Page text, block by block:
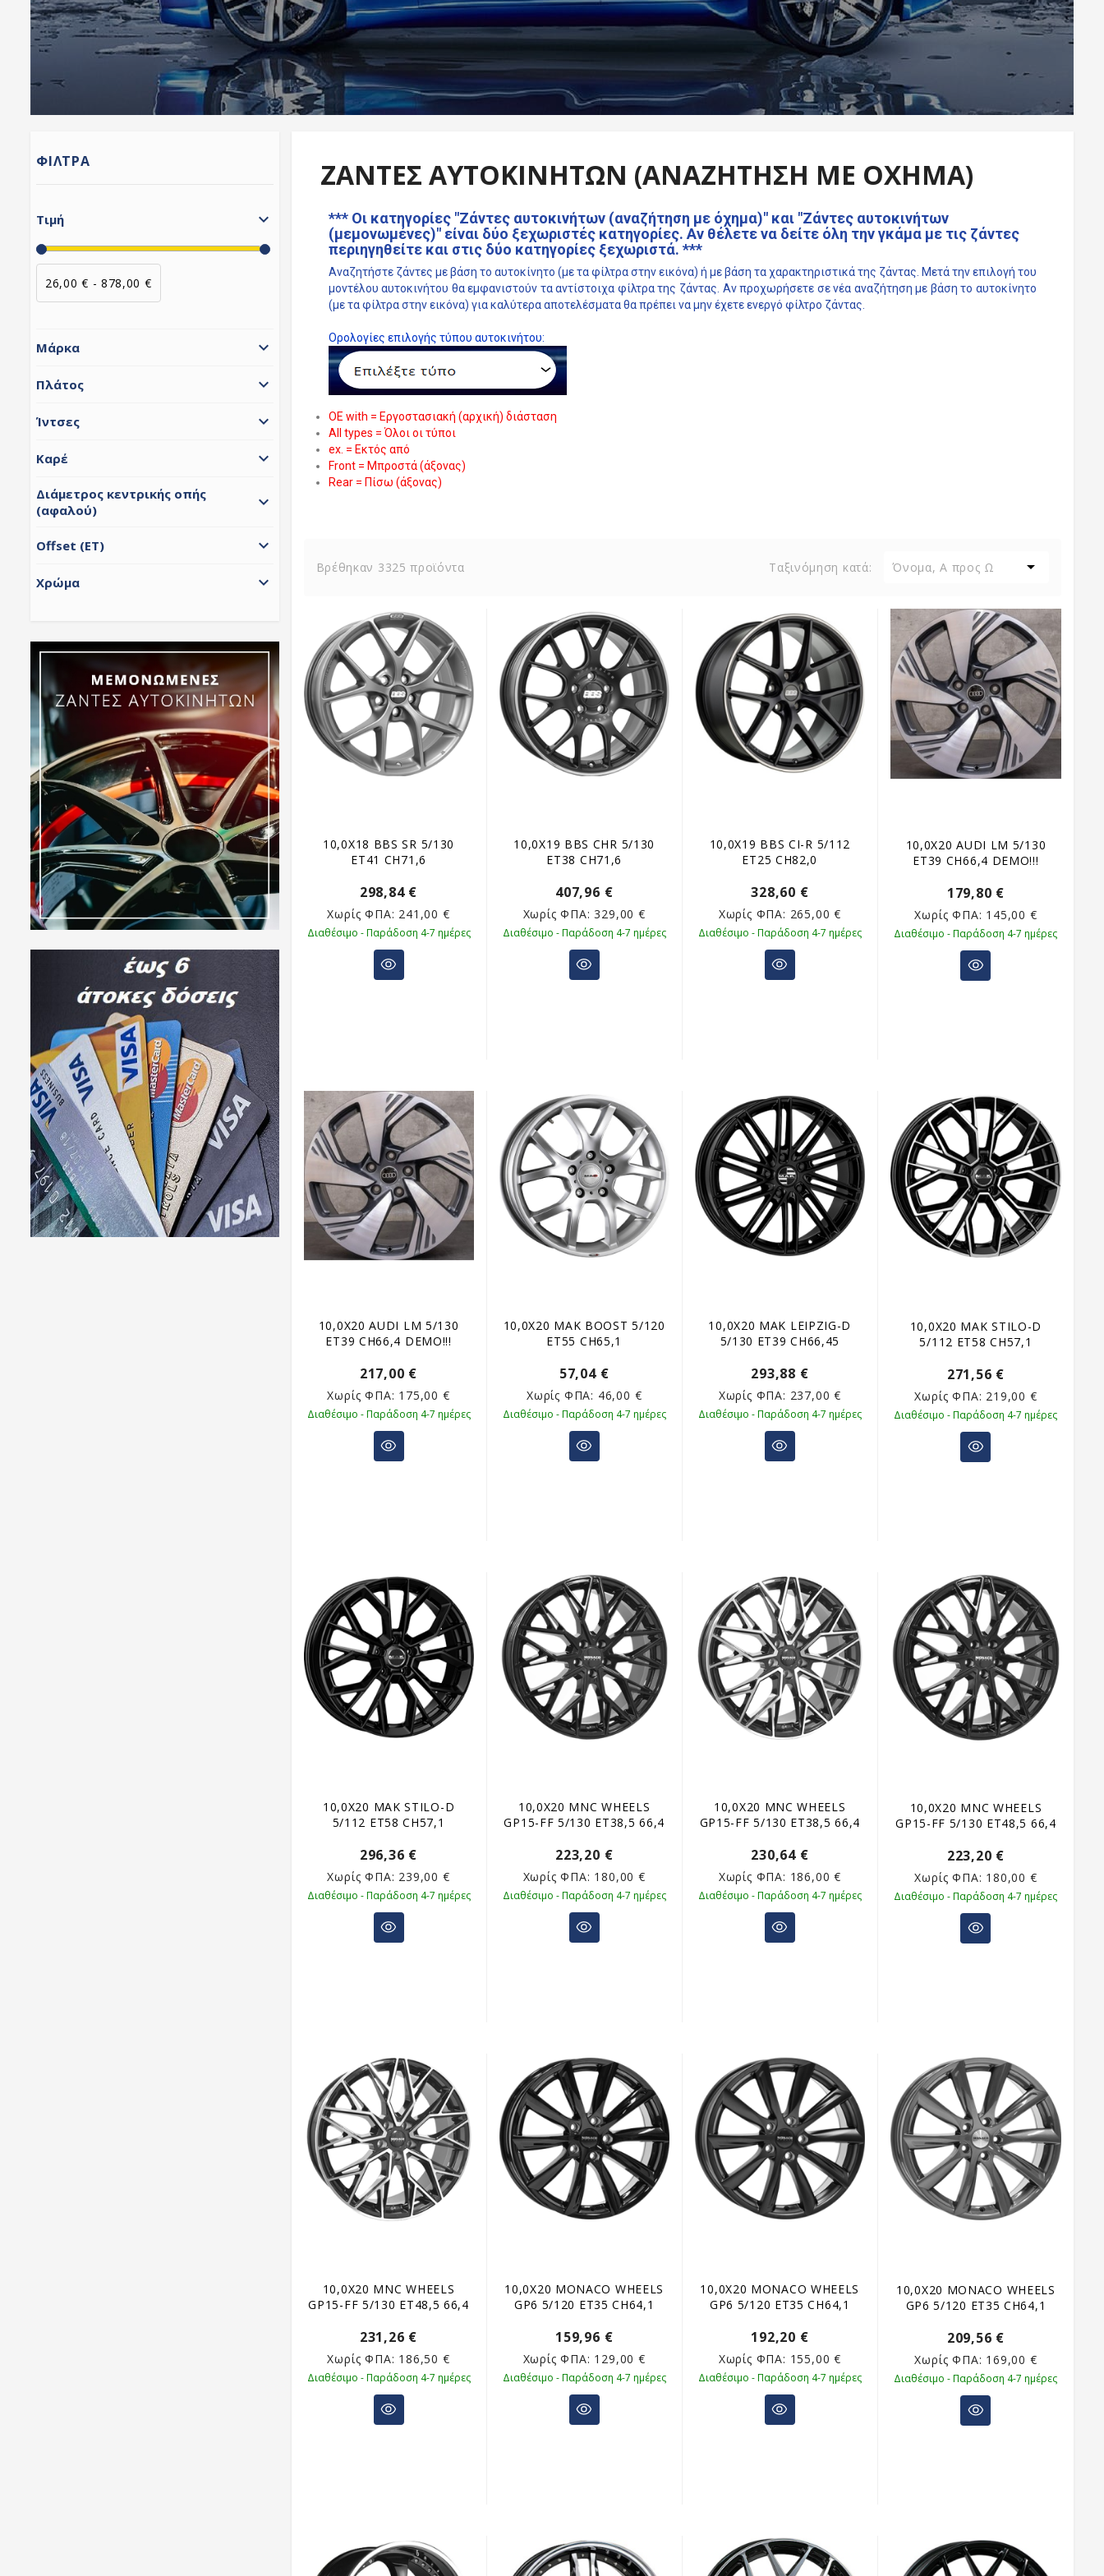
ΦΊΛΤΡΑ
Τιμή 
26,00 € - 878,00 €
Μάρκα 
Πλάτος 
Ίντσες 
Καρέ 
Διάμετρος κεντρικής οπής
(αφαλού)

Offset (ET) 
Χρώμα 
ΖΆΝΤΕΣ ΑΥΤΟΚΙΝΉΤΩΝ (ΑΝΑΖΉΤΗΣΗ ΜΕ ΌΧΗΜΑ)
*** Οι κατηγορίες "Ζάντες αυτοκινήτων (αναζήτηση με όχημα)" και "Ζάντες αυτοκινήτων
(μεμονωμένες)" είναι δύο ξεχωριστές κατηγορίες. Αν θέλετε να δείτε όλη την γκάμα με τις ζάντες
περιηγηθείτε και στις δύο κατηγορίες ξεχωριστά. ***
Αναζητήστε ζάντες με βάση το αυτοκίνητο (με τα φίλτρα στην εικόνα) ή με βάση τα χαρακτηριστικά της ζάντας. Μετά την επιλογή του
μοντέλου αυτοκινήτου θα εμφανιστούν τα αντίστοιχα φίλτρα της ζάντας. Αν προχωρήσετε σε νέα αναζήτηση με βάση το αυτοκίνητο
(με τα φίλτρα στην εικόνα) για καλύτερα αποτελέσματα θα πρέπει να μην έχετε ενεργό φίλτρο ζάντας.
Ορολογίες επιλογής τύπου αυτοκινήτου:
OE with = Εργοστασιακή (αρχική) διάσταση
All types = Όλοι οι τύποι
ex. = Εκτός από
Front = Μπροστά (άξονας)
Rear = Πίσω (άξονας)
Βρέθηκαν 3325 προϊόντα Ταξινόμηση κατά: Όνομα, Α προς Ω 
10,0X18 BBS SR 5/130
ET41 CH71,6
298,84 €
Χωρίς ΦΠΑ: 241,00 €
Διαθέσιμο - Παράδοση 4-7 ημέρες
10,0X19 BBS CHR 5/130
ET38 CH71,6
407,96 €
Χωρίς ΦΠΑ:329,00 €
Διαθέσιμο - Παράδοση 4-7 ημέρες
10,0X19 BBS CI-R 5/112
ET25 CH82,0
328,60 €
Χωρίς ΦΠΑ: 265,00 €
Διαθέσιμο - Παράδοση 4-7 ημέρες
10,0X20 AUDI LM 5/130
ET39 CH66,4 DEMO!!!
179,80 €
Χωρίς ΦΠΑ: 145,00 €
Διαθέσιμο - Παράδοση 4-7 ημέρες
10,0X20 AUDI LM 5/130
ET39 CH66,4 DEMO!!!
217,00 €
Χωρίς ΦΠΑ: 175,00 €
Διαθέσιμο - Παράδοση 4-7 ημέρες
10,0X20 MAK BOOST 5/120
ET55 CH65,1
57,04 €
Χωρίς ΦΠΑ: 46,00 €
Διαθέσιμο - Παράδοση 4-7 ημέρες
10,0X20 MAK LEIPZIG-D
5/130 ET39 CH66,45
293,88 €
Χωρίς ΦΠΑ: 237,00 €
Διαθέσιμο - Παράδοση 4-7 ημέρες
10,0X20 MAK STILO-D
5/112 ET58 CH57,1
271,56 €
Χωρίς ΦΠΑ: 219,00 €
Διαθέσιμο - Παράδοση 4-7 ημέρες
10,0X20 MAK STILO-D
5/112 ET58 CH57,1
296,36 €
Χωρίς ΦΠΑ: 239,00 €
Διαθέσιμο - Παράδοση 4-7 ημέρες
10,0X20 MNC WHEELS
GP15-FF 5/130 ET38,5 66,4
223,20 €
Χωρίς ΦΠΑ: 180,00 €
Διαθέσιμο - Παράδοση 4-7 ημέρες
10,0X20 MNC WHEELS
GP15-FF 5/130 ET38,5 66,4
230,64 €
Χωρίς ΦΠΑ: 186,00 €
Διαθέσιμο - Παράδοση 4-7 ημέρες
10,0X20 MNC WHEELS
GP15-FF 5/130 ET48,5 66,4
223,20 €
Χωρίς ΦΠΑ: 180,00 €
Διαθέσιμο - Παράδοση 4-7 ημέρες
10,0X20 MNC WHEELS
GP15-FF 5/130 ET48,5 66,4
231,26 €
Χωρίς ΦΠΑ: 186,50 €
Διαθέσιμο - Παράδοση 4-7 ημέρες
10,0X20 MONACO WHEELS
GP6 5/120 ET35 CH64,1
159,96 €
Χωρίς ΦΠΑ: 129,00 €
Διαθέσιμο - Παράδοση 4-7 ημέρες
10,0X20 MONACO WHEELS
GP6 5/120 ET35 CH64,1
192,20 €
Χωρίς ΦΠΑ: 155,00 €
Διαθέσιμο - Παράδοση 4-7 ημέρες
10,0X20 MONACO WHEELS
GP6 5/120 ET35 CH64,1
209,56 €
Χωρίς ΦΠΑ: 169,00 €
Διαθέσιμο - Παράδοση 4-7 ημέρες